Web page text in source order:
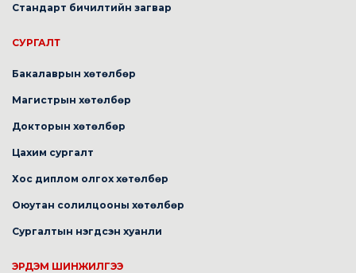
Стандарт бичилтийн загвар
СУРГАЛТ
Бакалаврын хөтөлбөр
Магистрын хөтөлбөр
Докторын хөтөлбөр
Цахим сургалт
Хос диплом олгох хөтөлбөр
Оюутан солилцооны хөтөлбөр
Сургалтын нэгдсэн хуанли
ЭРДЭМ ШИНЖИЛГЭЭ